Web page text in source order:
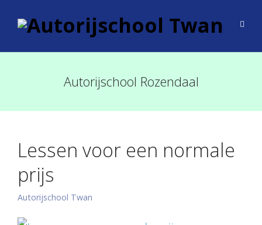
Autorijschool Rozendaal
Lessen voor een normale
prijs
Autorijschool Twan